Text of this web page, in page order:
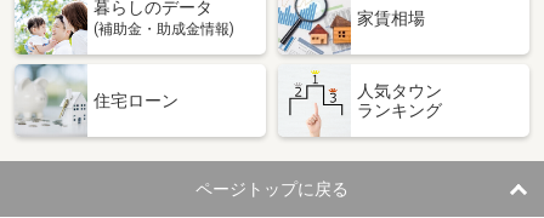
暮らしのデータ
(補助金・助成金情報)
家賃相場
住宅ローン
人気タウン
ランキング
ページトップに戻る